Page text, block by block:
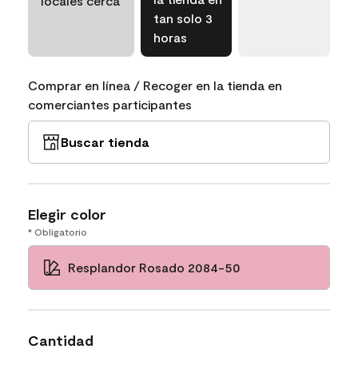
tan solo 3
horas
Comprar en línea / Recoger en la tienda en
comerciantes participantes
Buscar tienda
Elegir color
* Obligatorio
Resplandor Rosado 2084-50
Cantidad